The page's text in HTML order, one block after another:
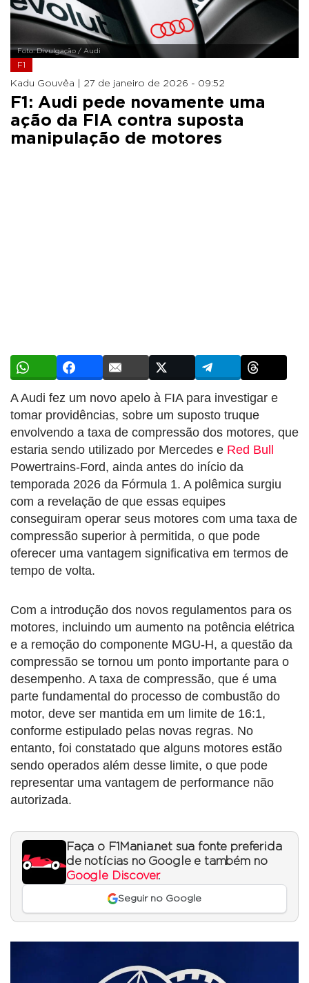
Foto: Divulgação / Audi
F1
Kadu Gouvêa | 27 de janeiro de 2026 - 09:52
F1: Audi pede novamente uma
ação da FIA contra suposta
manipulação de motores
A Audi fez um novo apelo à FIA para investigar e
tomar providências, sobre um suposto truque
envolvendo a taxa de compressão dos motores, que
estaria sendo utilizado por Mercedes e Red Bull
Powertrains-Ford, ainda antes do início da
temporada 2026 da Fórmula 1. A polêmica surgiu
com a revelação de que essas equipes
conseguiram operar seus motores com uma taxa de
compressão superior à permitida, o que pode
oferecer uma vantagem significativa em termos de
tempo de volta.
Com a introdução dos novos regulamentos para os
motores, incluindo um aumento na potência elétrica
e a remoção do componente MGU-H, a questão da
compressão se tornou um ponto importante para o
desempenho. A taxa de compressão, que é uma
parte fundamental do processo de combustão do
motor, deve ser mantida em um limite de 16:1,
conforme estipulado pelas novas regras. No
entanto, foi constatado que alguns motores estão
sendo operados além desse limite, o que pode
representar uma vantagem de performance não
autorizada.
Faça o F1Mania.net sua fonte preferida
de notícias no Google e também no
Google Discover.
Seguir no Google